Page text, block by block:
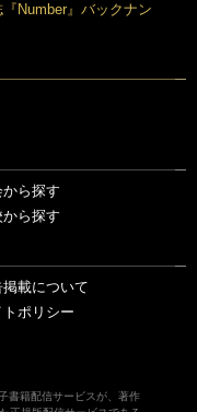
『Number』バックナン
から探す
から探す
掲載について
トポリシー
書籍配信サービスが、著作